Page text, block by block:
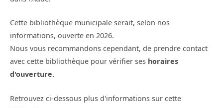
Cette bibliothèque municipale serait, selon nos
informations, ouverte en 2026.
Nous vous recommandons cependant, de prendre contact
avec cette bibliothèque pour vérifier ses horaires
d'ouverture.
Retrouvez ci-dessous plus d'informations sur cette